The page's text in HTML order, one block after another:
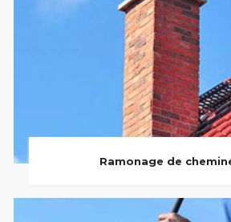
Ramonage de